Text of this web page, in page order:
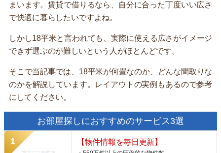
まいます。賃貸で借りるなら、自分に合った丁度いい広さ
で快適に暮らしたいですよね。
しかし18平米と言われても、実際に使える広さがイメージ
できず選ぶのが難しいという人がほとんどです。
そこで当記事では、18平米が何畳なのか、どんな間取りな
のかを解説しています。レイアウトの実例もあるので参考
にしてください。
お部屋探しにおすすめのサービス3選
【物件情報を毎日更新】